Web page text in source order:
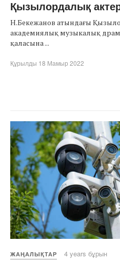
Қызылордалық
Н.Бекежанов атындағы
академиялық музыкалық
қаласына ...
Құрылды 18 Мамыр 2022
ЖАҢАЛЫҚТАР 4 years бұрын